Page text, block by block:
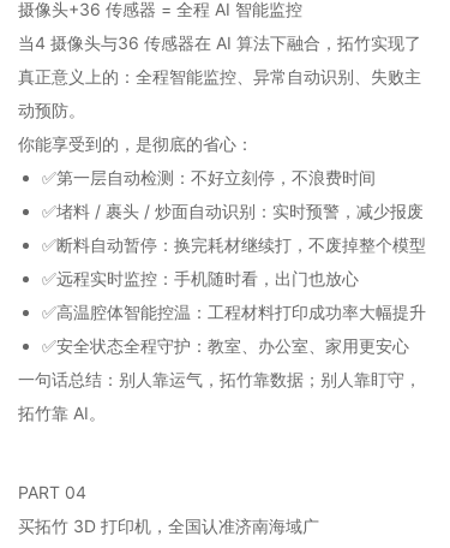
摄像头+36 传感器 = 全程 AI 智能监控
当4 摄像头与36 传感器在 AI 算法下融合，拓竹实现了
真正意义上的：全程智能监控、异常自动识别、失败主
动预防。
你能享受到的，是彻底的省心：
✅第一层自动检测：不好立刻停，不浪费时间
✅堵料 / 裹头 / 炒面自动识别：实时预警，减少报废
✅断料自动暂停：换完耗材继续打，不废掉整个模型
✅远程实时监控：手机随时看，出门也放心
✅高温腔体智能控温：工程材料打印成功率大幅提升
✅安全状态全程守护：教室、办公室、家用更安心
一句话总结：别人靠运气，拓竹靠数据；别人靠盯守，
拓竹靠 AI。
PART 04
买拓竹 3D 打印机，全国认准济南海域广